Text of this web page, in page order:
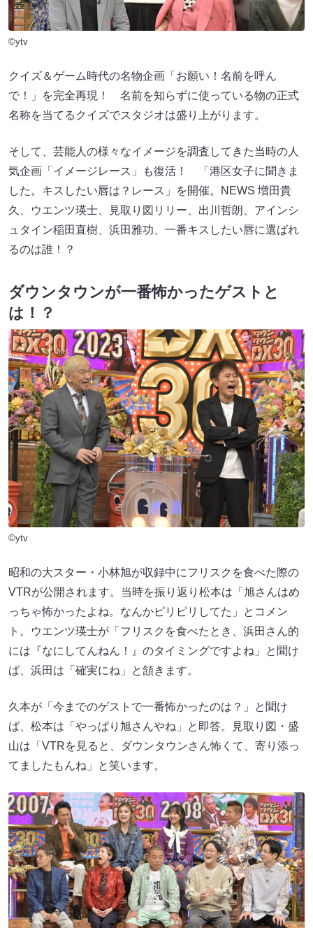
©ytv
クイズ＆ゲーム時代の名物企画「お願い！名前を呼ん
で！」を完全再現！ 名前を知らずに使っている物の正式
名称を当てるクイズでスタジオは盛り上がります。
そして、芸能人の様々なイメージを調査してきた当時の人
気企画「イメージレース」も復活！ 「港区女子に聞きま
した。キスしたい唇は？レース」を開催。NEWS 増田貴
久、ウエンツ瑛士、見取り図リリー、出川哲朗、アインシ
ュタイン稲田直樹、浜田雅功、一番キスしたい唇に選ばれ
るのは誰！？
ダウンタウンが一番怖かったゲストと
は！？
©ytv
昭和の大スター・小林旭が収録中にフリスクを食べた際の
VTRが公開されます。当時を振り返り松本は「旭さんはめ
っちゃ怖かったよね。なんかピリピリしてた」とコメン
ト。ウエンツ瑛士が「フリスクを食べたとき、浜田さん的
には『なにしてんねん！』のタイミングですよね」と聞け
ば、浜田は「確実にね」と頷きます。
久本が「今までのゲストで一番怖かったのは？」と聞け
ば、松本は「やっぱり旭さんやね」と即答。見取り図・盛
山は「VTRを見ると、ダウンタウンさん怖くて、寄り添っ
てましたもんね」と笑います。